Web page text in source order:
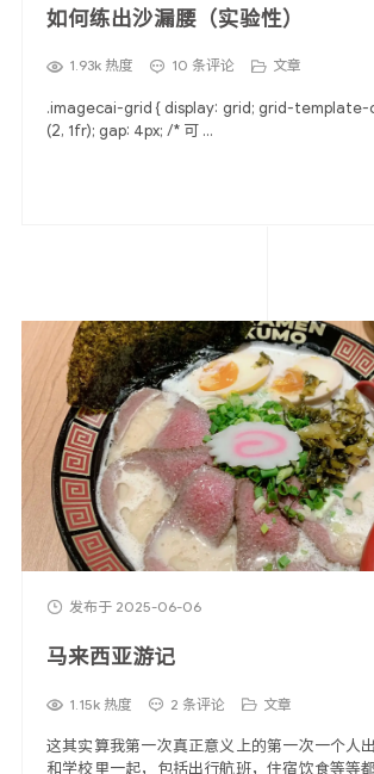
如何练出沙漏腰（实验性）
1.93k 热度 10 条评论 文章
.imagecai-grid { display: grid; grid-template-
(2, 1fr); gap: 4px; /* 可 ...
发布于 2025-06-06
马来西亚游记
1.15k 热度 2 条评论 文章
这其实算我第一次真正意义上的第一次一个人
和学校里一起，包括出行航班，住宿饮食等等